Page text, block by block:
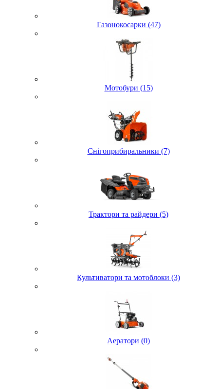
Газонокосарки (47)
Мотобури (15)
Снігоприбиральники (7)
Трактори та райдери (5)
Культиватори та мотоблоки (3)
Аератори (0)